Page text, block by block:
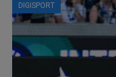
DIGISPORT